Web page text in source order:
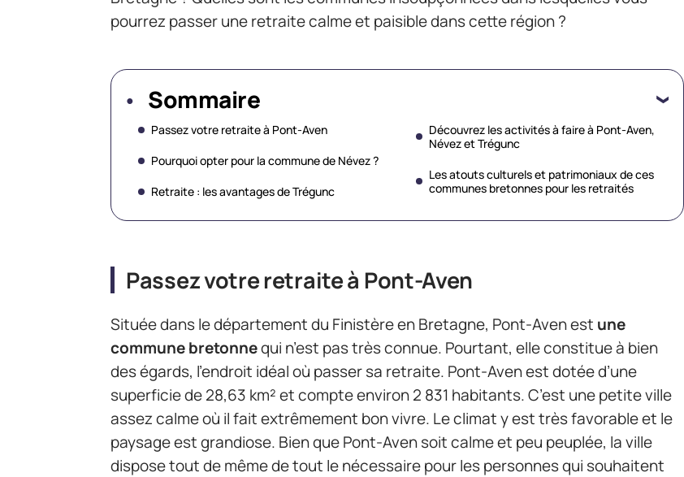
pourrez passer une retraite calme et paisible dans cette région ?
Sommaire
Passez votre retraite à Pont-Aven
Pourquoi opter pour la commune de Névez ?
Retraite : les avantages de Trégunc
Découvrez les activités à faire à Pont-Aven,
Névez et Trégunc
Les atouts culturels et patrimoniaux de ces
communes bretonnes pour les retraités
Passez votre retraite à Pont-Aven
Située dans le département du Finistère en Bretagne, Pont-Aven est une
commune bretonnequi n’est pas très connue. Pourtant, elle constitue à bien
des égards, l’endroit idéal où passer sa retraite. Pont-Aven est dotée d’une
superficie de 28,63 km² et compte environ 2 831 habitants. C’est une petite ville
assez calme où il fait extrêmement bon vivre. Le climat y est très favorable et le
paysage est grandiose. Bien que Pont-Aven soit calme et peu peuplée, la ville
dispose tout de même de tout le nécessaire pour les personnes qui souhaitent